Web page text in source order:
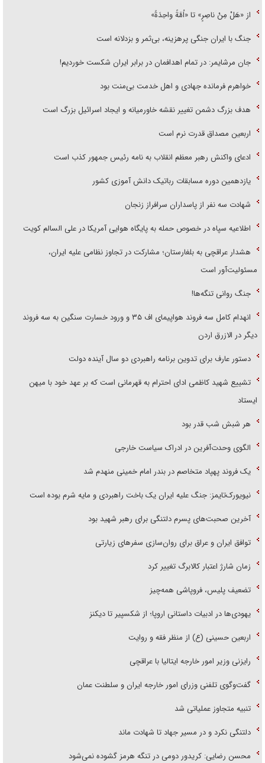
از «هَلْ مِنْ ناصِرٍ» تا «اُمَّةً واحِدَةً»
جنگ با ایران جنگی پرهزینه، بی‌ثمر و بزدلانه است
جان مرشایمر: در تمام اهدافمان در برابر ایران شکست خوردیم!
خواهرم فرمانده جهادی و اهل خدمت بی‌منت بود
هدف بزرگ دشمن تغییر نقشه خاورمیانه و ایجاد اسرائیل بزرگ است
اربعین مصداق قدرت نرم است
ادعای واکنش رهبر معظم انقلاب به نامه رئیس جمهور کذب است
یازدهمین دوره مسابقات رباتیک دانش آموزی کشور
شهادت سه نفر از پاسداران سرافراز زنجان
اطلاعیه سپاه در خصوص حمله به پایگاه هوایی آمریکا در علی السالم کویت
هشدار عراقچی به بلغارستان؛ مشارکت در تجاوز نظامی علیه ایران،
مسئولیت‌آور است
جنگ روانی تنگه‌ها!
انهدام کامل سه فروند هواپیمای اف ۳۵ و ورود خسارت سنگین به سه فروند
دیگر در الازرق اردن
دستور عارف برای تدوین برنامه راهبردی دو سال آینده دولت
تشییع شهید کاظمی ادای احترام به قهرمانی است که بر عهد خود با میهن
ایستاد
هر شبش شب قدر بود
الگوی وحدت‌آفرین در ادراک سیاست خارجی
یک فروند پهپاد متخاصم در بندر امام خمینی منهدم شد
نیویورک‌تایمز: جنگ علیه ایران یک باخت راهبردی و مایه شرم بوده است
آخرین صحبت‌های پسرم دلتنگی برای رهبر شهید بود
توافق ایران و عراق برای روان‌سازی سفر‌های زیارتی
زمان شارژ اعتبار کالابرگ تغییر کرد
تضعیف پلیس، فروپاشی همه‌چیز
یهودی‌ها در ادبیات داستانی اروپا؛ از شکسپیر تا دیکنز
اربعین حسینی (ع) از منظر فقه و روایت
رایزنی وزیر امور خارجه ایتالیا با عراقچی
گفت‌وگوی تلفنی وزرای امور خارجه ایران و سلطنت عمان
تنبیه متجاوز عملیاتی شد
دلتنگی نکرد و در مسیر جهاد تا شهادت ماند
محسن رضایی: کریدور دومی در تنگه هرمز گشوده نمی‌شود